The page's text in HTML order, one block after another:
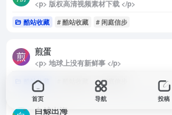
<p> 版权高清视频素材下载 </p>
酷站收藏 # 酷站收藏 # 闲庭信步
煎蛋
<p> 地球上没有新鲜事 </p>
酷站收藏 # 闲庭信步
白鲸出海
首页 导航 投稿